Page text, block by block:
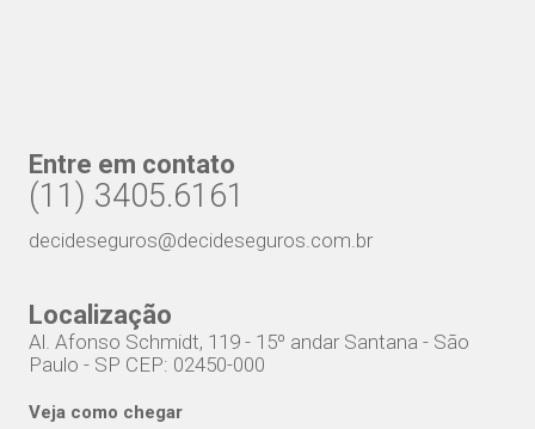
Entre em contato
(11) 3405.6161
decideseguros@decideseguros.com.br
Localização
Al. Afonso Schmidt, 119 - 15º andar Santana - São
Paulo - SP CEP: 02450-000
Veja como chegar